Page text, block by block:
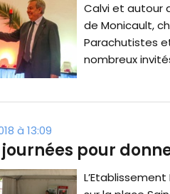
Calvi et autour
de Monicault,
Parachutistes
nombreux
à 13:09
journées pour